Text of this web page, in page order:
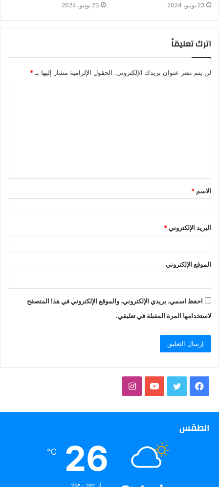
23 يونيو، 2024 23 يونيو، 2024
اترك تعليقاً
لن يتم نشر عنوان بريدك الإلكتروني. الحقول الإلزامية مشار إليها بـ *
الاسم *
البريد الإلكتروني*
الموقع الإلكتروني
احفظ اسمي، بريدي الإلكتروني، والموقع الإلكتروني في هذا المتصفح
لاستخدامها المرة المقبلة في تعليقي.
فيسبوك تويتر يوتيوبانستقرام
الطقس
26
℃